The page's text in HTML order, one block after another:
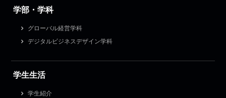
学部・学科
グローバル経営学科
デジタルビジネスデザイン学科
学生生活
学生紹介